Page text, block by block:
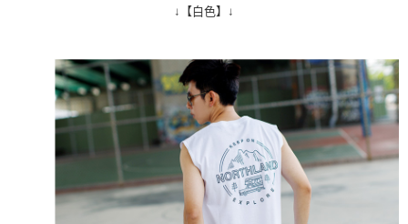
↓【白色】↓